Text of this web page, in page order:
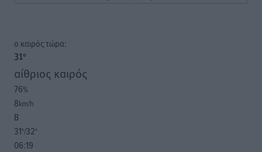
o καιρός τώρα:
31°
αίθριος καιρός
76%
8km/h
Β
31°/32°
06:19